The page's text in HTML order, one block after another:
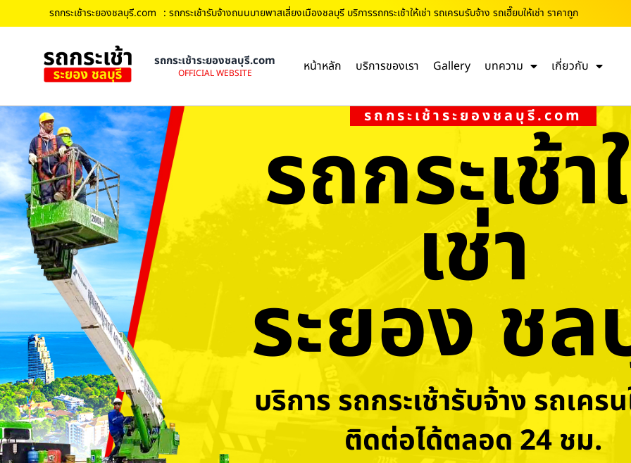
รถกระเช้าระยองชลบุรี.com : รถกระเช้ารับจ้างถนนบายพาสเลี่ยงเมืองชลบุรี บริการรถกระเช้าให้เช่า รถเครนรับจ้าง รถเฮี๊ยบให้เช่า ราคาถูก
รถกระเช้าระยองชลบุรี.com
OFFICIAL WEBSITE หน้าหลัก บริการของเรา Gallery บทความ เกี่ยวกับ
รถกระเช้าระยองชลบุรี.com
รถกระเช้า
เช่า
ระยอง ชล
บริการ รถกระเช้ารับจ้าง รถเครน
ติดต่อได้ตลอด 24 ชม.